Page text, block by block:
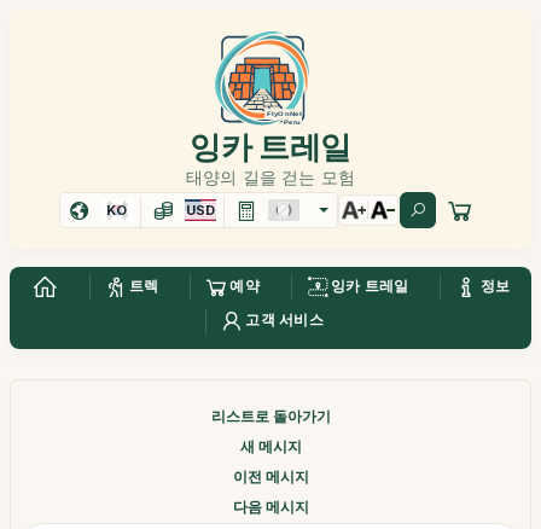
잉카 트레일
태양의 길을 걷는 모험
KO USD
트렉 예약 잉카 트레일
정보
고객 서비스
리스트로 돌아가기
새 메시지
이전 메시지
다음 메시지